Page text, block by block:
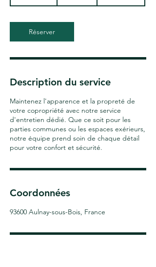
m
i
Unis
Réserver
Description du service
Maintenez l'apparence et la propreté de
votre copropriété avec notre service
d'entretien dédié. Que ce soit pour les
parties communes ou les espaces exérieurs,
notre équipe prend soin de chaque détail
pour votre confort et sécurité.
Coordonnées
93600 Aulnay-sous-Bois, France